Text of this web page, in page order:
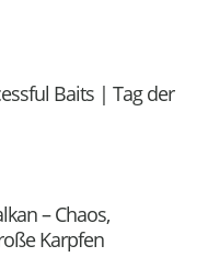
Baits | Tag der
– Chaos,
Karpfen